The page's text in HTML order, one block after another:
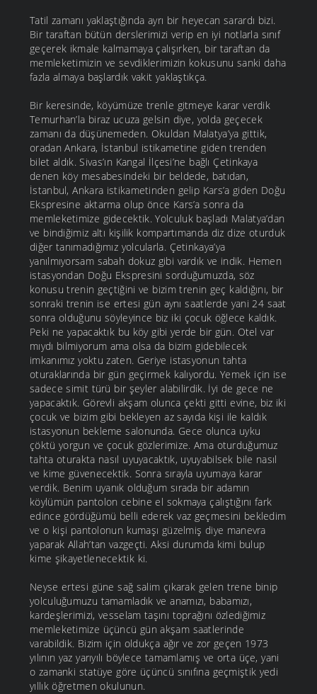
Tatil zamanı yaklaştığında ayrı bir heyecan sarardı bizi.
Bir taraftan bütün derslerimizi verip en iyi notlarla sınıf
geçerek ikmale kalmamaya çalışırken, bir taraftan da
memleketimizin ve sevdiklerimizin kokusunu sanki daha
fazla almaya başlardık vakit yaklaştıkça.
Bir keresinde, köyümüze trenle gitmeye karar verdik
Temurhan’la biraz ucuza gelsin diye, yolda geçecek
zamanı da düşünemeden. Okuldan Malatya’ya gittik,
oradan Ankara, İstanbul istikametine giden trenden
bilet aldık. Sivas’ın Kangal İlçesi’ne bağlı Çetinkaya
denen köy mesabesindeki bir beldede, batıdan,
İstanbul, Ankara istikametinden gelip Kars’a giden Doğu
Ekspresine aktarma olup önce Kars’a sonra da
memleketimize gidecektik. Yolculuk başladı Malatya’dan
ve bindiğimiz altı kişilik kompartımanda diz dize oturduk
diğer tanımadığımız yolcularla. Çetinkaya’ya
yanılmıyorsam sabah dokuz gibi vardık ve indik. Hemen
istasyondan Doğu Ekspresini sorduğumuzda, söz
konusu trenin geçtiğini ve bizim trenin geç kaldığını, bir
sonraki trenin ise ertesi gün aynı saatlerde yani 24 saat
sonra olduğunu söyleyince biz iki çocuk öğlece kaldık.
Peki ne yapacaktık bu köy gibi yerde bir gün. Otel var
mıydı bilmiyorum ama olsa da bizim gidebilecek
imkanımız yoktu zaten. Geriye istasyonun tahta
oturaklarında bir gün geçirmek kalıyordu. Yemek için ise
sadece simit türü bir şeyler alabilirdik. İyi de gece ne
yapacaktık. Görevli akşam olunca çekti gitti evine, biz iki
çocuk ve bizim gibi bekleyen az sayıda kişi ile kaldık
istasyonun bekleme salonunda. Gece olunca uyku
çöktü yorgun ve çocuk gözlerimize. Ama oturduğumuz
tahta oturakta nasıl uyuyacaktık, uyuyabilsek bile nasıl
ve kime güvenecektik. Sonra sırayla uyumaya karar
verdik. Benim uyanık olduğum sırada bir adamın
köylümün pantolon cebine el sokmaya çalıştığını fark
edince gördüğümü belli ederek vaz geçmesini bekledim
ve o kişi pantolonun kumaşı güzelmiş diye manevra
yaparak Allah’tan vazgeçti. Aksi durumda kimi bulup
kime şikayetlenecektik ki.
Neyse ertesi güne sağ salim çıkarak gelen trene binip
yolculuğumuzu tamamladık ve anamızı, babamızı,
kardeşlerimizi, vesselam taşını toprağını özlediğimiz
memleketimize üçüncü gün akşam saatlerinde
varabildik. Bizim için oldukça ağır ve zor geçen 1973
yılının yaz yarıyılı böylece tamamlamış ve orta üçe, yani
o zamanki statüye göre üçüncü sınıfına geçmiştik yedi
yıllık öğretmen okulunun.